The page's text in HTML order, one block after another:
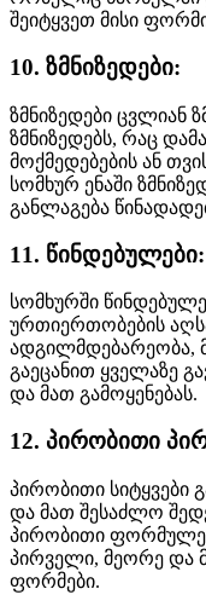
შეიტყვეთ მისი
10. ზმნიზედები:
ზმნიზედები ცვლიან
ზმნიზედებს, რაც
მოქმედებების ან
სომხურ ენაში
განლაგება
11. წინდებულები:
სომხურში
ურთიერთობების
ადგილმდებარეობა,
გაეცანით ყველაზე
და მათ გამოყენებას.
12. პირობითი
პირობითი სიტყვები
და მათ შესაძლო
პირობითი
პირველი, მეორე და
ფორმები.